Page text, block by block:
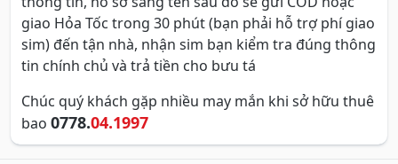
giao Hỏa Tốc trong 30 phút (bạn phải hỗ trợ phí giao
sim) đến tận nhà, nhận sim bạn kiểm tra đúng thông
tin chính chủ và trả tiền cho bưu tá
Chúc quý khách gặp nhiều may mắn khi sở hữu thuê
bao 0778.04.1997